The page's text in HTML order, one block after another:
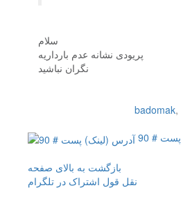
سلام
پریودی نشانه عدم بارداریه
نگران نباشید
badomak,
پست # 90
بازگشت به بالای صفحه
نقل قول اشتراک در تلگرام